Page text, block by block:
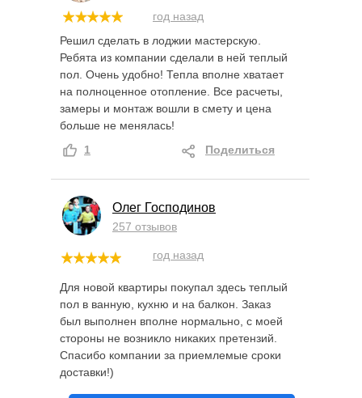
год назад
Решил сделать в лоджии мастерскую.
Ребята из компании сделали в ней теплый
пол. Очень удобно! Тепла вполне хватает
на полноценное отопление. Все расчеты,
замеры и монтаж вошли в смету и цена
больше не менялась!
1
Поделиться
год назад
Олег Господинов
257 отзывов
Для новой квартиры покупал здесь теплый
пол в ванную, кухню и на балкон. Заказ
был выполнен вполне нормально, с моей
стороны не возникло никаких претензий.
Спасибо компании за приемлемые сроки
доставки!)